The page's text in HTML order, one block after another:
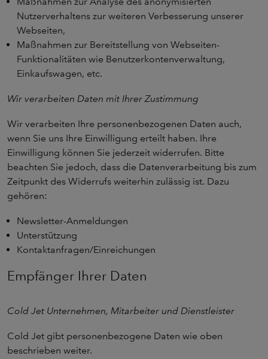
Nutzerverhaltens zur weiteren Verbesserung unserer
Webseiten,
Maßnahmen zur Bereitstellung von Webseiten-
Funktionalitäten wie Benutzerkontenverwaltung,
Einkaufswagen, etc.
Wir verarbeiten Daten mit Ihrer Zustimmung
Wir verarbeiten Ihre personenbezogenen Daten auch,
wenn Sie uns Ihre Einwilligung erteilt haben. Ihre
Einwilligung können Sie jederzeit widerrufen. Bitte
beachten Sie jedoch, dass die Datenverarbeitung bis zum
Zeitpunkt des Widerrufs weiterhin zulässig ist. Dazu
gehören:
Newsletter-Anmeldungen
Unterstützung
Kontaktanfragen/Einreichungen
Empfänger Ihrer Daten
Cold Jet Unternehmen, Mitarbeiter und Dienstleister
Cold Jet gibt personenbezogene Daten wie oben
beschrieben weiter.